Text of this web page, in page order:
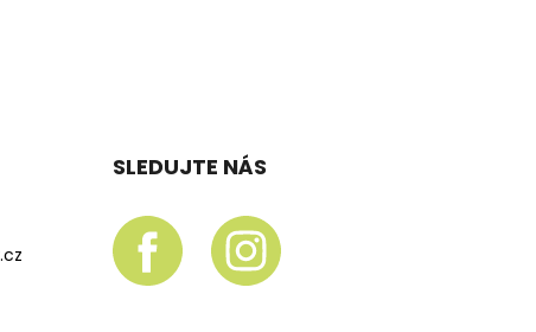
SLEDUJTE NÁS